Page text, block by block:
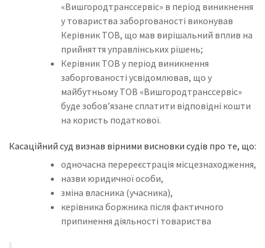
«Вишгородтранссервіс» в період виникнення
у товариства заборгованості виконував
Керівник ТОВ, що мав вирішальний вплив на
прийняття управлінських рішень;
Керівник ТОВ у період виникнення
заборгованості усвідомлював, що у
майбутньому ТОВ «Вишгородтранссервіс»
буде зобов’язане сплатити відповідні кошти
на користь податкової.
Касаційний суд визнав вірними висновки судів про те, що:
одночасна перереєстрація місцезнаходження,
назви юридичної особи,
зміна власника (учасника),
керівника боржника після фактичного
припинення діяльності товариства